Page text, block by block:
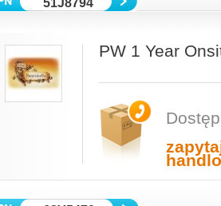
PW 1 Year